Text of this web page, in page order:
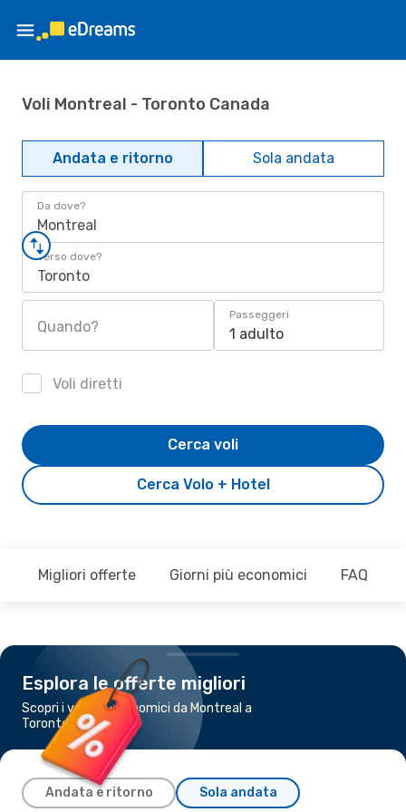
Voli Montreal - Toronto Canada
Andata e ritorno Sola andata
Da dove?
Montreal
Verso dove?
Toronto
Quando?
Passeggeri
1 adulto
Voli diretti
Cerca Volo + Hotel
Cerca voli
Migliori offerte Giorni più economici FAQ
Esplora le offerte migliori
Scopri i voli più economici da Montreal a
Toronto
Andata e ritorno Sola andata